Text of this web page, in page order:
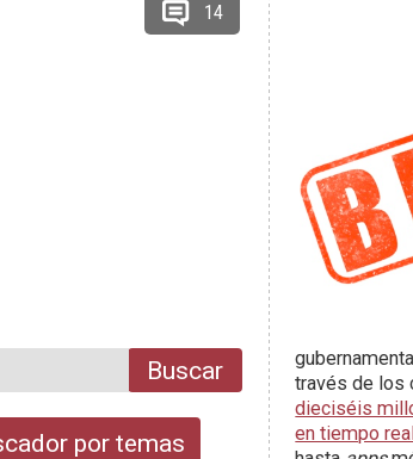
través de los
dieciséis
en tiempo
14
Buscar
por temas